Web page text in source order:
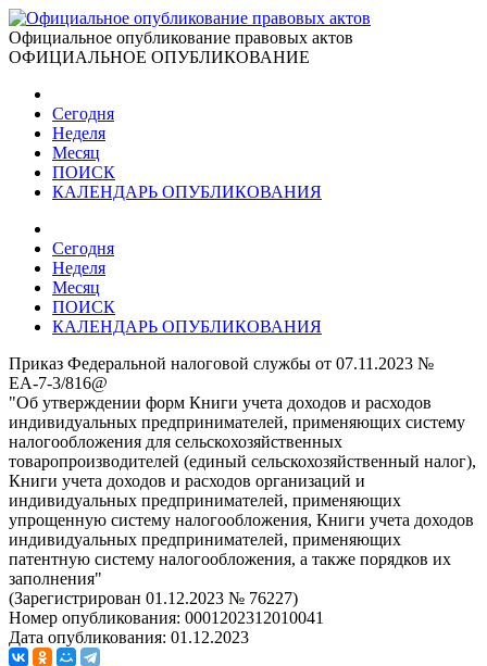
Официальное опубликование правовых актов
ОФИЦИАЛЬНОЕ ОПУБЛИКОВАНИЕ
Сегодня
Неделя
Месяц
ПОИСК
КАЛЕНДАРЬ ОПУБЛИКОВАНИЯ
Сегодня
Неделя
Месяц
ПОИСК
КАЛЕНДАРЬ ОПУБЛИКОВАНИЯ
Приказ Федеральной налоговой службы от 07.11.2023 №
ЕА-7-3/816@
"Об утверждении форм Книги учета доходов и расходов
индивидуальных предпринимателей, применяющих систему
налогообложения для сельскохозяйственных
товаропроизводителей (единый сельскохозяйственный налог),
Книги учета доходов и расходов организаций и
индивидуальных предпринимателей, применяющих
упрощенную систему налогообложения, Книги учета доходов
индивидуальных предпринимателей, применяющих
патентную систему налогообложения, а также порядков их
заполнения"
(Зарегистрирован 01.12.2023 № 76227)
Номер опубликования: 0001202312010041
Дата опубликования: 01.12.2023